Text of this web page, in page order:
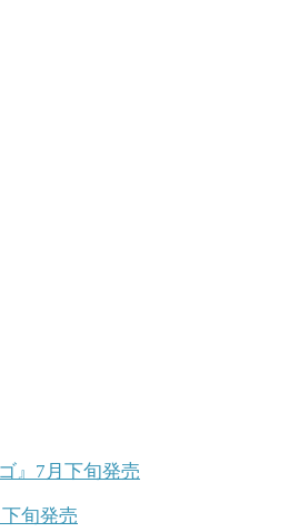
旬発売